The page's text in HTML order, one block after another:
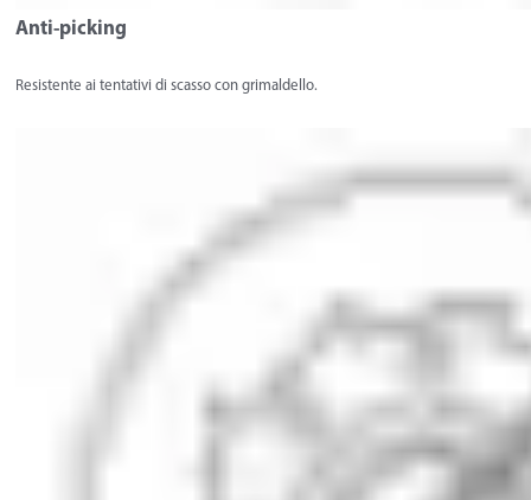
Anti-picking
Resistente ai tentativi di scasso con grimaldello.